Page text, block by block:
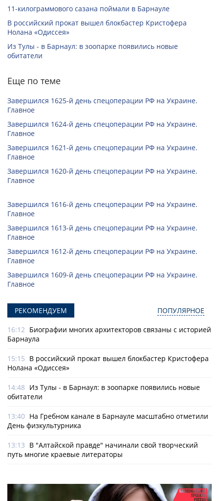
11-килограммового сазана поймали в Барнауле
В российский прокат вышел блокбастер Кристофера
Нолана «Одиссея»
Из Тулы - в Барнаул: в зоопарке появились новые
обитатели
Еще по теме
Завершился 1625-й день спецоперации РФ на Украине.
Главное
Завершился 1624-й день спецоперации РФ на Украине.
Главное
Завершился 1621-й день спецоперации РФ на Украине.
Главное
Завершился 1620-й день спецоперации РФ на Украине.
Главное
Завершился 1616-й день спецоперации РФ на Украине.
Главное
Завершился 1613-й день спецоперации РФ на Украине.
Главное
Завершился 1612-й день спецоперации РФ на Украине.
Главное
Завершился 1609-й день спецоперации РФ на Украине.
Главное
РЕКОМЕНДУЕМ ПОПУЛЯРНОЕ
16:12 Биографии многих архитекторов связаны с историей
Барнаула
15:15 В российский прокат вышел блокбастер Кристофера
Нолана «Одиссея»
14:48 Из Тулы - в Барнаул: в зоопарке появились новые
обитатели
13:40 На Гребном канале в Барнауле масштабно отметили
День физкультурника
13:13 В "Алтайской правде" начинали свой творческий
путь многие краевые литераторы